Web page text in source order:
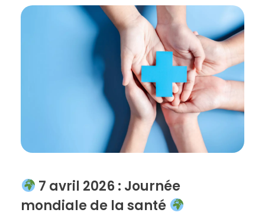
7 avril 2026 : Journée
mondiale de la santé